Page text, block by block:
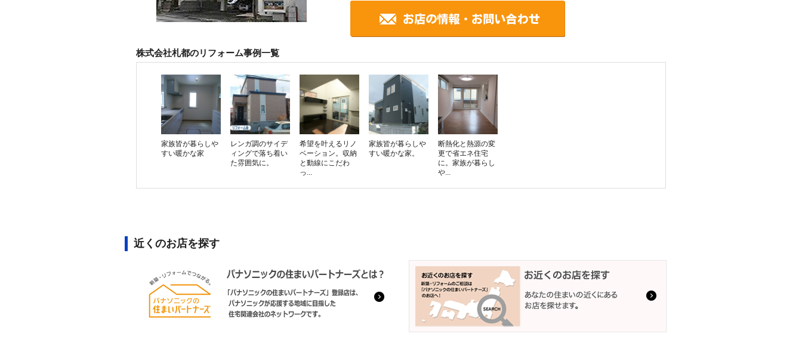
株式会社札都のリフォーム事例一覧
家族皆が暮らしや
すい暖かな家
レンガ調のサイデ
ィングで落ち着い
た雰囲気に。
希望を叶えるリノ
ベーション。収納
と動線にこだわ
っ...
家族皆が暮らしや
すい暖かな家。
断熱化と熱源の変
更で省エネ住宅
に。家族が暮らし
や...
近くのお店を探す